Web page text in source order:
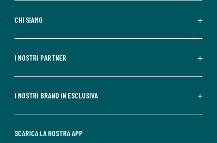
CHI SIAMO
I NOSTRI PARTNER
I NOSTRI BRAND IN ESCLUSIVA
SCARICA LA NOSTRA APP